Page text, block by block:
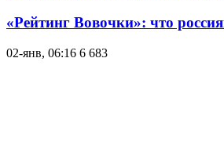
«Рейтинг Вовочки»: что
02-янв, 06:16 6 683